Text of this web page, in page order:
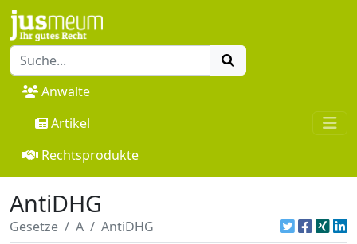
Anwälte
Artikel
Rechtsprodukte
AntiDHG
Gesetze A AntiDHG